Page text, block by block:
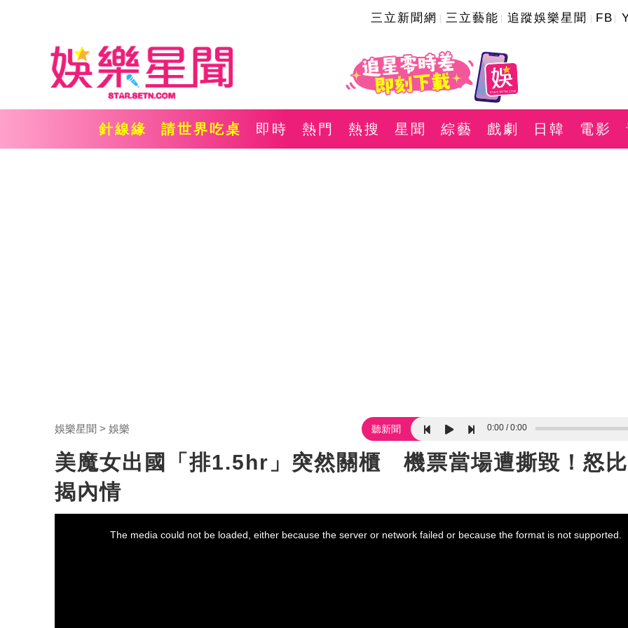
三立新聞網 三立藝能 追蹤娛樂星聞 FB
針線緣 請世界吃桌 即時 熱門 熱搜 星聞 綜藝 戲劇 日韓 電影
娛樂星聞 娛樂 聽新聞 0:00 0:00
美魔女出國「排1.5hr」突然關櫃 機票當場遭撕毀！怒
揭內情
The media could not be loaded, either because the server or network failed or because the format is not supported.